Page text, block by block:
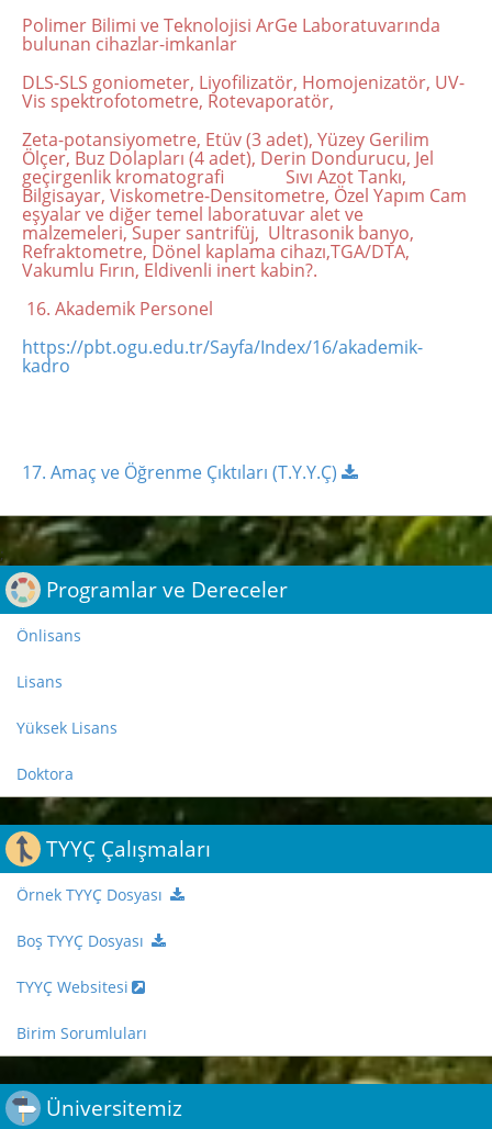
Polimer Bilimi ve Teknolojisi ArGe Laboratuvarında
bulunan cihazlar-imkanlar
DLS-SLS goniometer, Liyofilizatör, Homojenizatör, UV-
Vis spektrofotometre, Rotevaporatör,
Zeta-potansiyometre, Etüv (3 adet), Yüzey Gerilim
Ölçer, Buz Dolapları (4 adet), Derin Dondurucu, Jel
geçirgenlik kromatografi Sıvı Azot Tankı,
Bilgisayar, Viskometre-Densitometre, Özel Yapım Cam
eşyalar ve diğer temel laboratuvar alet ve
malzemeleri, Super santrifüj, Ultrasonik banyo,
Refraktometre, Dönel kaplama cihazı,TGA/DTA,
Vakumlu Fırın, Eldivenli inert kabin?.
16. Akademik Personel
https://pbt.ogu.edu.tr/Sayfa/Index/16/akademik-
kadro
17. Amaç ve Öğrenme Çıktıları (T.Y.Y.Ç)
;
Programlar ve Dereceler
Önlisans
Lisans
Yüksek Lisans
Doktora
TYYÇ Çalışmaları
Örnek TYYÇ Dosyası
Boş TYYÇ Dosyası
TYYÇ Websitesi
Birim Sorumluları
Üniversitemiz